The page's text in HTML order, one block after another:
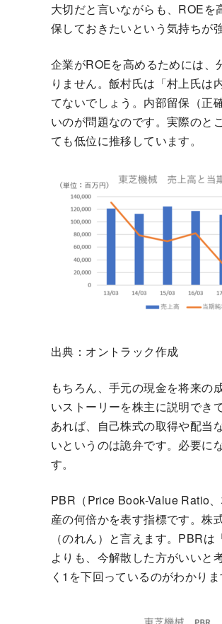
大切だと言いながらも、ROE
保しておきたいという気持ちが
企業がROEを高めるためには、
りません。飯村氏は「村上氏は
てないでしょう。内部留保（正
いのが問題なのです。実際のと
ても低位に推移しています。
出典：オントラック作成
もちろん、手元の現金を将来の
いストーリーを株主に説明でき
あれば、自己株式の取得や配当
いというのは詭弁です。必要に
す。
PBR（Price Book-Value Ratio
産の何倍かを表す指標です。株
（のれん）と言えます。PBR
よりも、今解散した方がいいと
く1を下回っているのがわかりま